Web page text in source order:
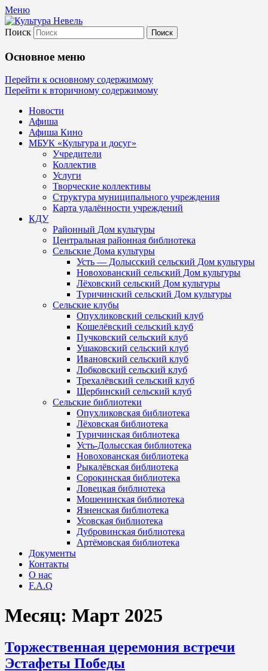
Меню
Культура Невель
МБУК Невельского района "Культура
и досуг"
Поиск
Основное меню
Перейти к основному содержимому
Перейти к вторичному содержимому
Новости
Афиша
Афиша Кино
МБУК «Культура и досуг»
Учредители
Коллектив
Услуги
Творческие коллективы
Структура муниципального учреждения
Карта удалённости учреждений
КДУ
Районный Дом культуры
Центральная районная библиотека
Сельские Дома культуры
Усть — Долысский сельский Дом культуры
Новохованский сельский Дом культуры
Лёховский сельский Дом культуры
Туричинский сельский Дом культуры
Сельские клубы
Опухликовский сельский клуб
Кошелёвский сельский клуб
Пучковский сельский клуб
Ушаковский сельский клуб
Ивановский сельский клуб
Лобковский сельский клуб
Трехалёвский сельский клуб
Щербинский сельский клуб
Сельские библиотеки
Опухликовская библиотека
Лёховская библиотека
Туричинская библиотека
Усть-Долысская библиотека
Новохованская библиотека
Рыкалёвская библиотека
Сорокинская библиотека
Ловецкая библиотека
Мошенинская библиотека
Язненская библиотека
Усовская библиотека
Дубровинская библиотека
Артёмовская библиотека
Документы
Контакты
О нас
F.A.Q
Месяц: Март 2025
Торжественная церемония встречи
Эстафеты Победы